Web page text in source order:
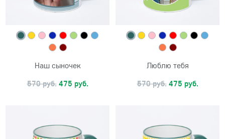
Наш сыночек
570 руб. 475 руб.
Люблю тебя
570 руб. 475 руб.